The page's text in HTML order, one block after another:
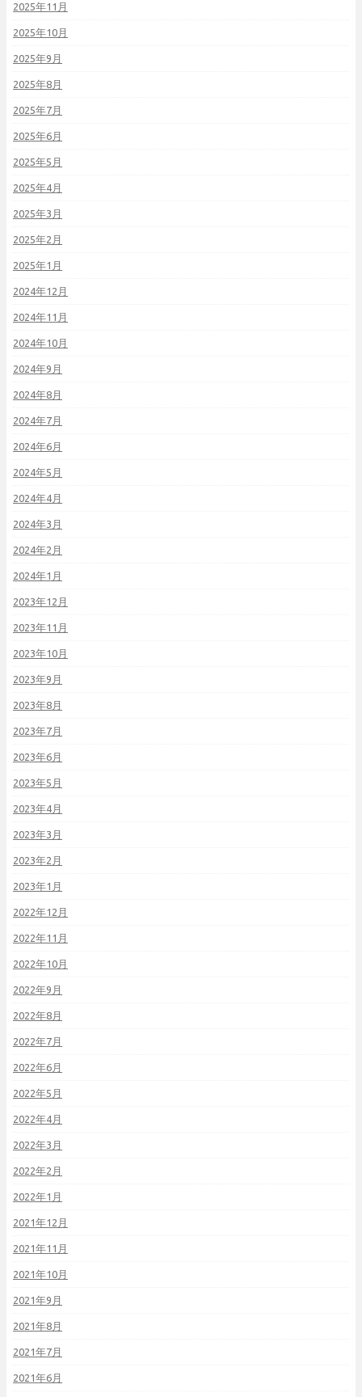
2025年11月
2025年10月
2025年9月
2025年8月
2025年7月
2025年6月
2025年5月
2025年4月
2025年3月
2025年2月
2025年1月
2024年12月
2024年11月
2024年10月
2024年9月
2024年8月
2024年7月
2024年6月
2024年5月
2024年4月
2024年3月
2024年2月
2024年1月
2023年12月
2023年11月
2023年10月
2023年9月
2023年8月
2023年7月
2023年6月
2023年5月
2023年4月
2023年3月
2023年2月
2023年1月
2022年12月
2022年11月
2022年10月
2022年9月
2022年8月
2022年7月
2022年6月
2022年5月
2022年4月
2022年3月
2022年2月
2022年1月
2021年12月
2021年11月
2021年10月
2021年9月
2021年8月
2021年7月
2021年6月